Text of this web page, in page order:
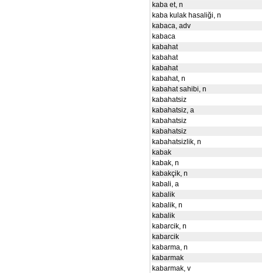
kaba et, n
kaba kulak hasaliği, n
kabaca, adv
kabaca
kabahat
kabahat
kabahat
kabahat, n
kabahat sahibi, n
kabahatsiz
kabahatsiz, a
kabahatsiz
kabahatsiz
kabahatsizlik, n
kabak
kabak, n
kabakçik, n
kabali, a
kabalik
kabalik, n
kabalik
kabarcik, n
kabarcik
kabarma, n
kabarmak
kabarmak, v